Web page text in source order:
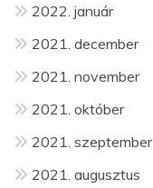
2022. január
2021. december
2021. november
2021. október
2021. szeptember
2021. augusztus